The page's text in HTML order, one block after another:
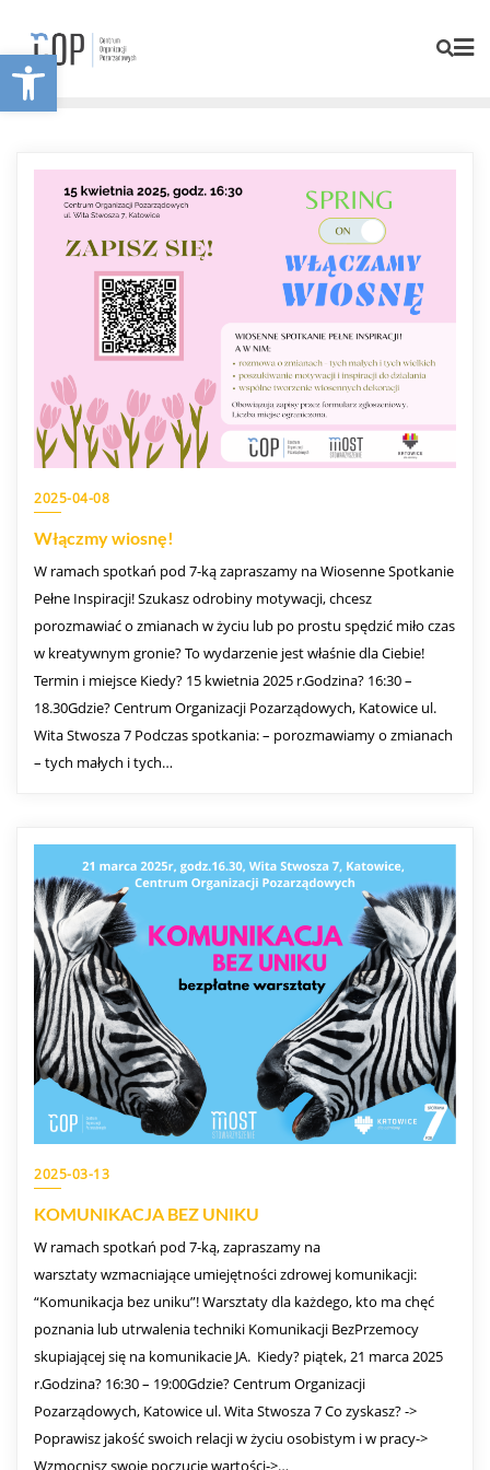
Otwórz pasek narzędzi
2025-04-08
Włączmy wiosnę!
W ramach spotkań pod 7-ką zapraszamy na Wiosenne Spotkanie
Pełne Inspiracji! Szukasz odrobiny motywacji, chcesz
porozmawiać o zmianach w życiu lub po prostu spędzić miło czas
w kreatywnym gronie? To wydarzenie jest właśnie dla Ciebie!
Termin i miejsce Kiedy? 15 kwietnia 2025 r.Godzina? 16:30 –
18.30Gdzie? Centrum Organizacji Pozarządowych, Katowice ul.
Wita Stwosza 7 Podczas spotkania: – porozmawiamy o zmianach
– tych małych i tych…
2025-03-13
KOMUNIKACJA BEZ UNIKU
W ramach spotkań pod 7-ką, zapraszamy na
warsztaty wzmacniające umiejętności zdrowej komunikacji:
“Komunikacja bez uniku”! Warsztaty dla każdego, kto ma chęć
poznania lub utrwalenia techniki Komunikacji BezPrzemocy
skupiającej się na komunikacie JA. Kiedy? piątek, 21 marca 2025
r.Godzina? 16:30 – 19:00Gdzie? Centrum Organizacji
Pozarządowych, Katowice ul. Wita Stwosza 7 Co zyskasz? ->
Poprawisz jakość swoich relacji w życiu osobistym i w pracy->
Wzmocnisz swoje poczucie wartości->…